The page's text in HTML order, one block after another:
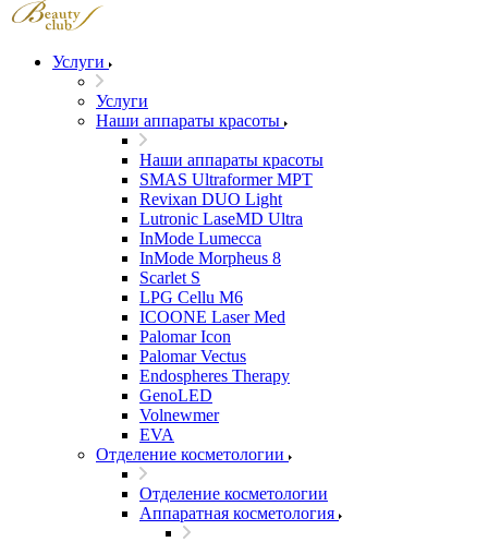
Услуги
Услуги
Наши аппараты красоты
Наши аппараты красоты
SMAS Ultraformer MPT
Revixan DUO Light
Lutronic LaseMD Ultra
InMode Lumecca
InMode Morpheus 8
Scarlet S
LPG Cellu M6
ICOONE Laser Med
Palomar Icon
Palomar Vectus
Endospheres Therapy
GenoLED
Volnewmer
EVA
Отделение косметологии
Отделение косметологии
Аппаратная косметология